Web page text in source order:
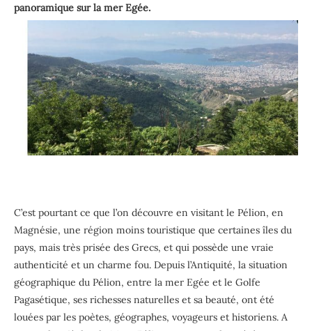
panoramique sur la mer Egée.
C’est pourtant ce que l’on découvre en visitant le Pélion, en
Magnésie, une région moins touristique que certaines îles du
pays, mais très prisée des Grecs, et qui possède une vraie
authenticité et un charme fou. Depuis l’Antiquité, la situation
géographique du Pélion, entre la mer Egée et le Golfe
Pagasétique, ses richesses naturelles et sa beauté, ont été
louées par les poètes, géographes, voyageurs et historiens. A